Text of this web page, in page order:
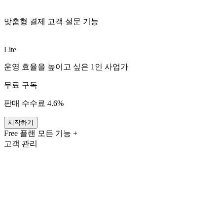
맞춤형 결제 고객 설문 기능
Lite
운영 효율을 높이고 싶은 1인 사업가
무료 구독
판매 수수료 4.6%
시작하기
Free 플랜 모든 기능 +
고객 관리